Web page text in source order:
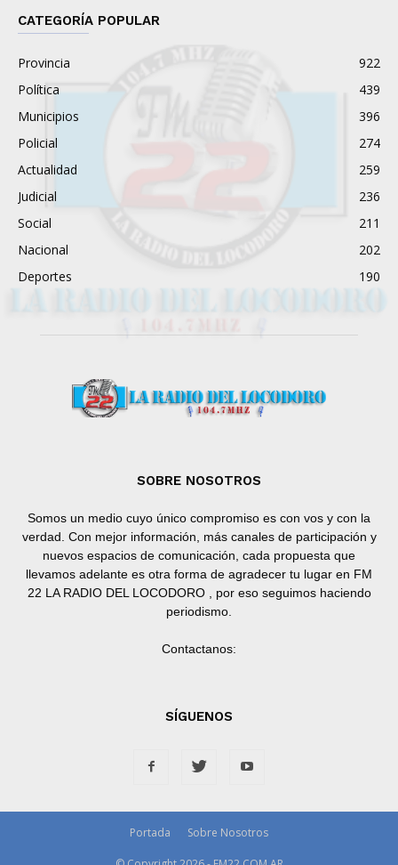
CATEGORÍA POPULAR
Provincia
922
Política
439
Municipios
396
Policial
274
Actualidad
259
Judicial
236
Social
211
Nacional
202
Deportes
190
SOBRE NOSOTROS
Somos un medio cuyo único compromiso es con vos y con la
verdad. Con mejor información, más canales de participación y
nuevos espacios de comunicación, cada propuesta que
llevamos adelante es otra forma de agradecer tu lugar en FM
22 LA RADIO DEL LOCODORO , por eso seguimos haciendo
periodismo.
Contactanos:
SÍGUENOS
Portada Sobre Nosotros